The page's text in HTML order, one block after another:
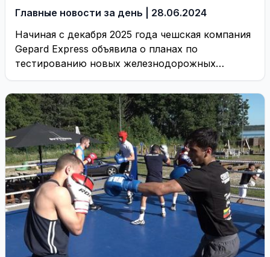
Главные новости за день | 28.06.2024
Начиная с декабря 2025 года чешская компания
Gepard Express объявила о планах по
тестированию новых железнодорожных
маршрутов, один из которых ...